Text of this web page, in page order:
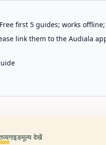
first 5 guides; works
link them to the Audiala
गाइडमूल्य देखें